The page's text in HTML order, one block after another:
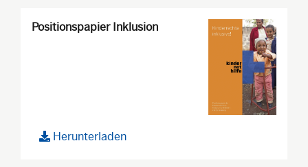
Positionspapier Inklusion
Herunterladen